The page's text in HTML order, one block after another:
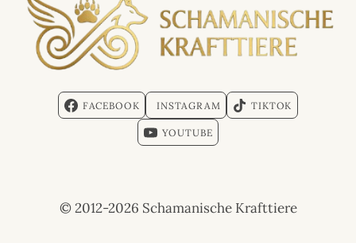
FACEBOOK INSTAGRAM TIKTOK
YOUTUBE
© 2012-2026 Schamanische Krafttiere